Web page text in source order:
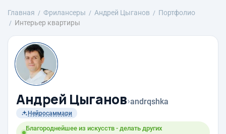
Главная Фрилансеры Андрей Цыганов
Портфолио
Интерьер квартиры
Андрей Цыганов›andrqshka
Нейросаммари
Благороднейшее из искусств - делать других